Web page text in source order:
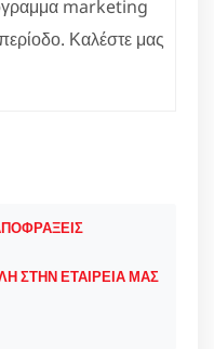
marketing
Καλέστε μας
ΣΤΗΝ ΕΤΑΙΡΕΙΑ ΜΑΣ